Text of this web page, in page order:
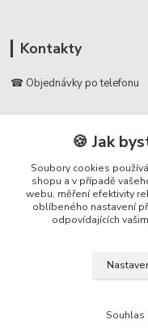
Kontakty
☎ Objednávky po telefonu
📞 728
⏰ Po - Pá | 7:00
info@repulse.cz
REPULSE s.r.o. |
🍪 Jak
Soubory cookies
shopu a v případě
webu, měření efektivity
oblíbeného nastavení
odpovídajících